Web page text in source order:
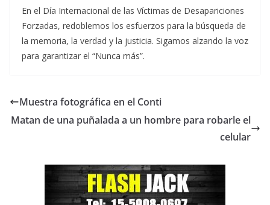
En el Día Internacional de las Víctimas de Desapariciones
Forzadas, redoblemos los esfuerzos para la búsqueda de
la memoria, la verdad y la justicia. Sigamos alzando la voz
para garantizar el “Nunca más”.
Muestra fotográfica en el Conti
Matan de una puñalada a un hombre para robarle el
celular